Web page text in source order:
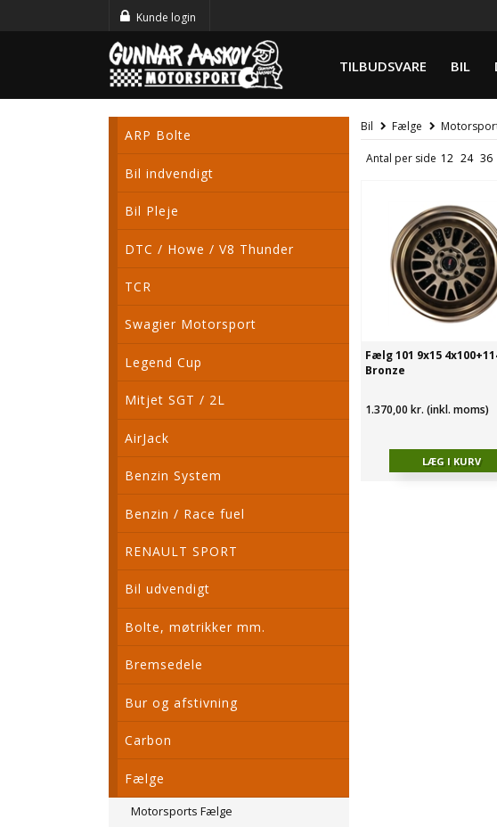
Kunde login
TILBUDSVARE BIL
ARP Bolte
Bil indvendigt
Bil Pleje
DTC / Howe / V8 Thunder
TCR
Swagier Motorsport
Legend Cup
Mitjet SGT / 2L
AirJack
Benzin System
Benzin / Race fuel
RENAULT SPORT
Bil udvendigt
Bolte, møtrikker mm.
Bremsedele
Bur og afstivning
Carbon
Fælge
Motorsports Fælge
Bil Fælge
Antal per side
Fælg 101 9x15
Bronze
1.370,00 kr. (inkl. moms)